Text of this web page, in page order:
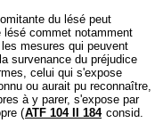
du lésé peut
lésé commet notamment
mesures qui peuvent
survenance du préjudice
celui qui s'expose
ou aurait pu reconnaître,
à y parer, s'expose par
(ATF 104 II 184 consid.